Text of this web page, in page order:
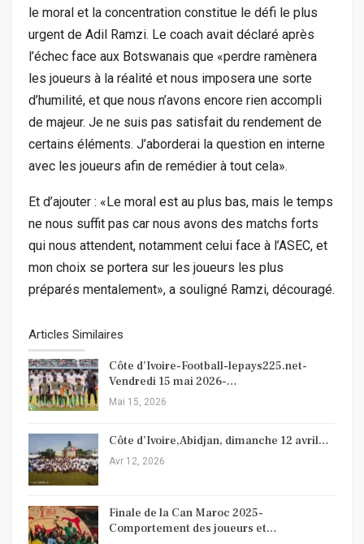
le moral et la concentration constitue le défi le plus
urgent de Adil Ramzi. Le coach avait déclaré après
l’échec face aux Botswanais que «perdre ramènera
les joueurs à la réalité et nous imposera une sorte
d’humilité, et que nous n’avons encore rien accompli
de majeur. Je ne suis pas satisfait du rendement de
certains éléments. J’aborderai la question en interne
avec les joueurs afin de remédier à tout cela».
Et d’ajouter : «Le moral est au plus bas, mais le temps
ne nous suffit pas car nous avons des matchs forts
qui nous attendent, notamment celui face à l’ASEC, et
mon choix se portera sur les joueurs les plus
préparés mentalement», a souligné Ramzi, découragé.
Articles Similaires
Côte d’Ivoire-Football-lepays225.net-
Vendredi 15 mai 2026-…
Mai 15, 2026
Côte d’Ivoire,Abidjan, dimanche 12 avril…
Avr 12, 2026
Finale de la Can Maroc 2025-
Comportement des joueurs et…